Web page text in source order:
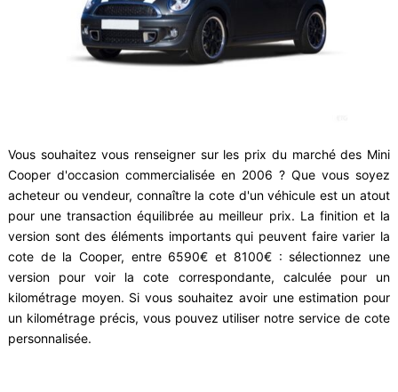
Vous souhaitez vous renseigner sur les prix du marché des Mini
Cooper d'occasion commercialisée en 2006 ? Que vous soyez
acheteur ou vendeur, connaître la cote d'un véhicule est un atout
pour une transaction équilibrée au meilleur prix. La finition et la
version sont des éléments importants qui peuvent faire varier la
cote de la Cooper, entre 6590€ et 8100€ : sélectionnez une
version pour voir la cote correspondante, calculée pour un
kilométrage moyen. Si vous souhaitez avoir une estimation pour
un kilométrage précis, vous pouvez utiliser notre service de cote
personnalisée.